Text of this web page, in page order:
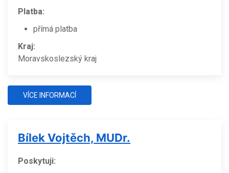
Platba:
přímá platba
Kraj:
Moravskoslezský kraj
VÍCE INFORMACÍ
Bílek Vojtěch, MUDr.
Poskytuji: